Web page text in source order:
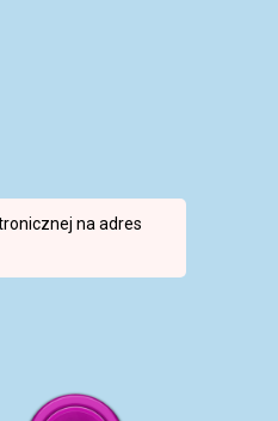
na adres